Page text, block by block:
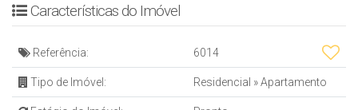
* Interfone
* 02 Elevadores
* ⁠156 Apartamentos
* ⁠Coleta seletiva de lixo
Características do Imóvel
Referência: 6014
Tipo de Imóvel: Residencial »Apartamento